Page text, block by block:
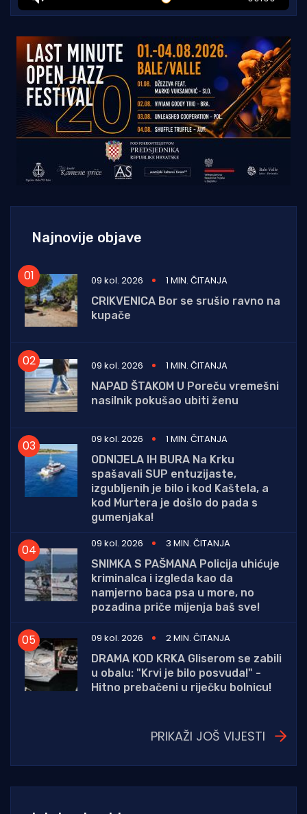
Najnovije objave
09 kol. 2026
1 MIN. ČITANJA
CRIKVENICA Bor se srušio ravno na
kupače
09 kol. 2026
1 MIN. ČITANJA
NAPAD ŠTAKOM U Poreču vremešni
nasilnik pokušao ubiti ženu
09 kol. 2026
1 MIN. ČITANJA
ODNIJELA IH BURA Na Krku
spašavali SUP entuzijaste,
izgubljenih je bilo i kod Kaštela, a
kod Murtera je došlo do pada s
gumenjaka!
09 kol. 2026
3 MIN. ČITANJA
SNIMKA S PAŠMANA Policija uhićuje
kriminalca i izgleda kao da
namjerno baca psa u more, no
pozadina priče mijenja baš sve!
09 kol. 2026
2 MIN. ČITANJA
DRAMA KOD KRKA Gliserom se zabili
u obalu: "Krvi je bilo posvuda!" -
Hitno prebačeni u riječku bolnicu!
PRIKAŽI JOŠ VIJESTI